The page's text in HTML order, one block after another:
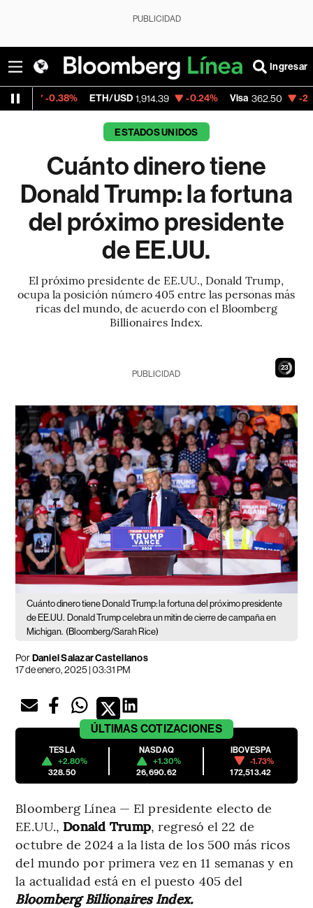
PUBLICIDAD
Ingresar
ETH/USD 1,914.39 -0.24% Visa 362.50 -2.15%
ESTADOS UNIDOS
Cuánto dinero tiene
Donald Trump: la fortuna
del próximo presidente
de EE.UU.
El próximo presidente de EE.UU., Donald Trump,
ocupa la posición número 405 entre las personas más
ricas del mundo, de acuerdo con el Bloomberg
Billionaires Index.
22
PUBLICIDAD
Cuánto dinero tiene Donald Trump: la fortuna del próximo presidente
de EE.UU. Donald Trump celebra un mitin de cierre de campaña en
Michigan. (Bloomberg/Sarah Rice)
PorDaniel Salazar Castellanos
17 de enero, 2025 | 03:31 PM
ÚLTIMAS COTIZACIONES
TESLA
+2.80%
328.50
NASDAQ
+1.30%
26,690.62
IBOVESPA
-1.73%
172,513.42
Bloomberg Línea — El presidente electo de
EE.UU., Donald Trump, regresó el 22 de
octubre de 2024 a la lista de los 500 más ricos
del mundo por primera vez en 11 semanas y en
la actualidad está en el puesto 405 del
Bloomberg Billionaires Index.